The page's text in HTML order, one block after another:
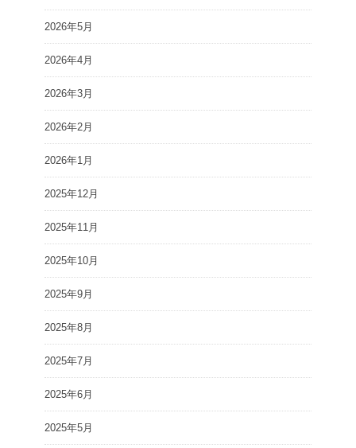
2026年5月
2026年4月
2026年3月
2026年2月
2026年1月
2025年12月
2025年11月
2025年10月
2025年9月
2025年8月
2025年7月
2025年6月
2025年5月